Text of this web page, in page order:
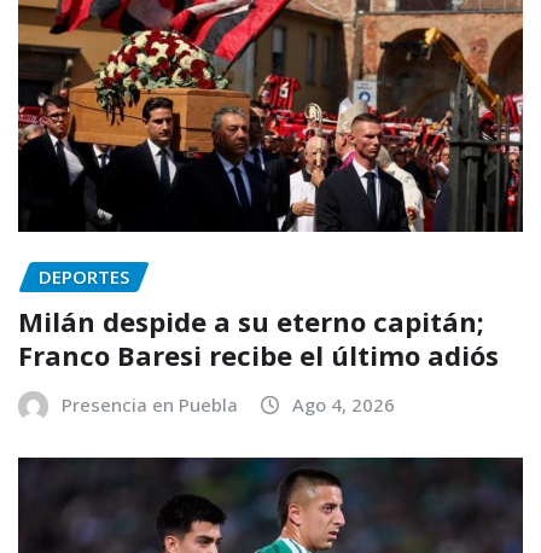
DEPORTES
Milán despide a su eterno capitán;
Franco Baresi recibe el último adiós
Presencia en Puebla Ago 4, 2026